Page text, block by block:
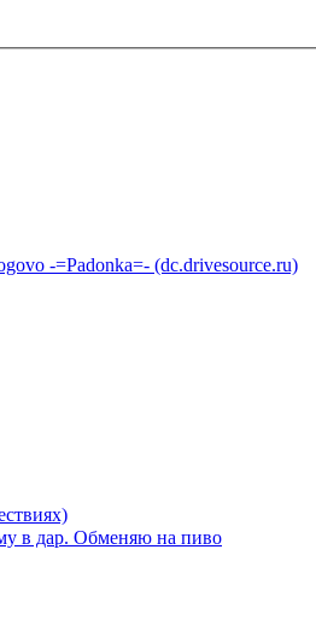
-=Padonka=- (dc.drivesource.ru)
в дар. Обменяю на пиво